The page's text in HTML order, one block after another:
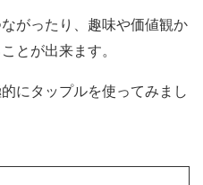
がったり、趣味や価値観か
とが出来ます。
にタップルを使ってみまし